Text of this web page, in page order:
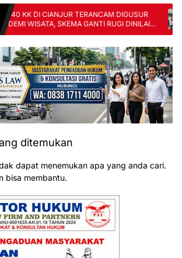
KK DI CIANJUR TERANCAM DIGUSUR
WISATA, SKEMA GANTI RUGI DINILAI
ADIL
ditemukan
dapat menemukan apa yang anda cari.
bisa membantu.